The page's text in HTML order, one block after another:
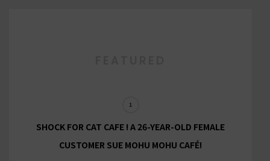
SHOCK FOR CAT CAFE ! A 26-YEAR-OLD FEMALE
CUSTOMER SUE MOHU MOHU CAFÉ!